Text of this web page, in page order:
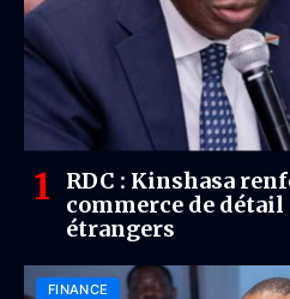
RDC : Kinshasa
commerce de détail
étrangers
FINANCE